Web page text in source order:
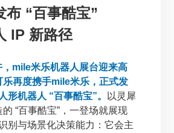
布 “百事酷宝”
IP 新路径
，mile米乐机器人展台迎来高
再度携手mile米乐，正式发
形机器人 “百事酷宝”。
以灵犀
“百事酷宝”，一登场就展现
别与场景化决策能力：它会主